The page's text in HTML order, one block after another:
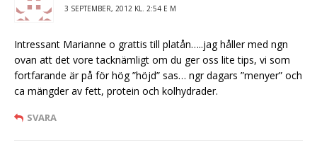
3 SEPTEMBER, 2012 KL. 2:54 E M
Intressant Marianne o grattis till platån…..jag håller med ngn
ovan att det vore tacknämligt om du ger oss lite tips, vi som
fortfarande är på för hög ”höjd” sas… ngr dagars ”menyer” och
ca mängder av fett, protein och kolhydrader.
SVARA